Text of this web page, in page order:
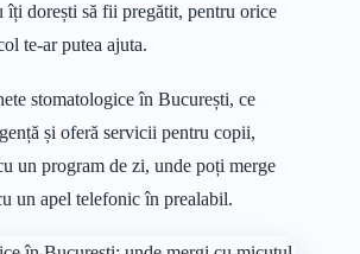
îți dorești să fii pregătit, pentru orice
te-ar putea ajuta.
stomatologice în București, ce
și oferă servicii pentru copii,
un program de zi, unde poți merge
un apel telefonic în prealabil.